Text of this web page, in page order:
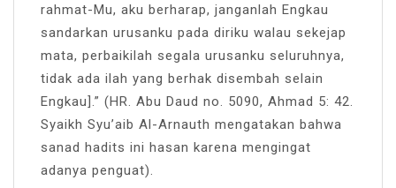
rahmat-Mu, aku berharap, janganlah Engkau
sandarkan urusanku pada diriku walau sekejap
mata, perbaikilah segala urusanku seluruhnya,
tidak ada ilah yang berhak disembah selain
Engkau].” (HR. Abu Daud no. 5090, Ahmad 5: 42.
Syaikh Syu’aib Al-Arnauth mengatakan bahwa
sanad hadits ini hasan karena mengingat
adanya penguat).